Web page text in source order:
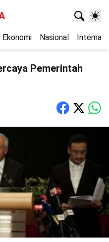
Ekonomi Nasional
Pemerintah